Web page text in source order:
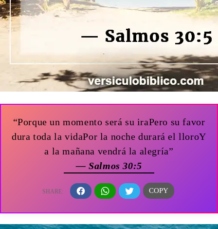
“Porque un momento será su iraPero su favor
dura toda la vidaPor la noche durará el lloroY
a la mañana vendrá la alegría”
— Salmos 30:5